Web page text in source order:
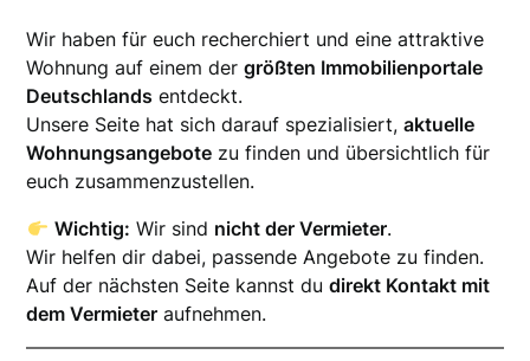
Wir haben für euch recherchiert und eine attraktive
Wohnung auf einem dergrößten Immobilienportale
Deutschlands entdeckt.
Unsere Seite hat sich darauf spezialisiert,aktuelle
Wohnungsangebote zu finden und übersichtlich für
euch zusammenzustellen.
Wichtig: Wir sind nicht der Vermieter.
Wir helfen dir dabei, passende Angebote zu finden.
Auf der nächsten Seite kannst dudirekt Kontakt mit
dem Vermieter aufnehmen.